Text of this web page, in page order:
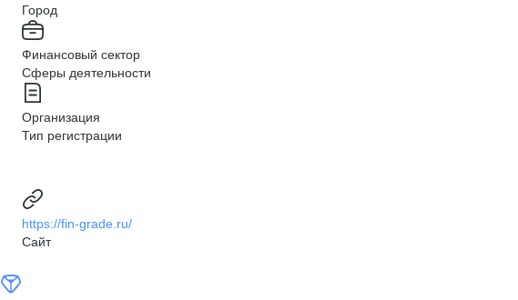
Город
Финансовый сектор
Сферы деятельности
Организация
Тип регистрации
https://fin-grade.ru/
Сайт